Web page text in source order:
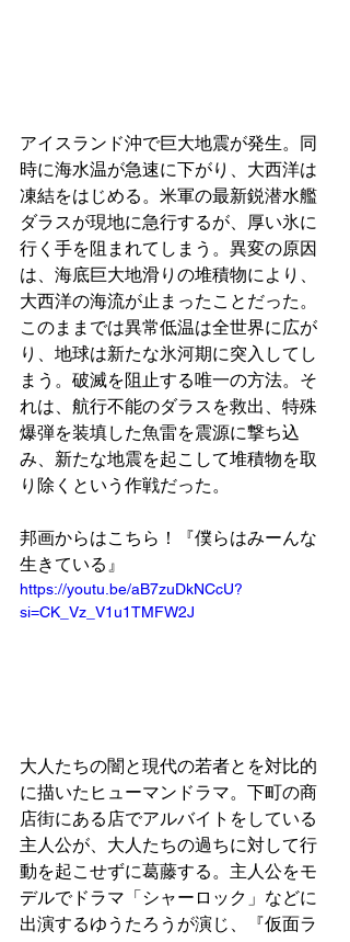
アイスランド沖で巨大地震が発生。同
時に海水温が急速に下がり、大西洋は
凍結をはじめる。米軍の最新鋭潜水艦
ダラスが現地に急行するが、厚い氷に
行く手を阻まれてしまう。異変の原因
は、海底巨大地滑りの堆積物により、
大西洋の海流が止まったことだった。
このままでは異常低温は全世界に広が
り、地球は新たな氷河期に突入してし
まう。破滅を阻止する唯一の方法。そ
れは、航行不能のダラスを救出、特殊
爆弾を装填した魚雷を震源に撃ち込
み、新たな地震を起こして堆積物を取
り除くという作戦だった。
邦画からはこちら！『僕らはみーんな
生きている』
https://youtu.be/aB7zuDkNCcU?
si=CK_Vz_V1u1TMFW2J
大人たちの闇と現代の若者とを対比的
に描いたヒューマンドラマ。下町の商
店街にある店でアルバイトをしている
主人公が、大人たちの過ちに対して行
動を起こせずに葛藤する。主人公をモ
デルでドラマ「シャーロック」などに
出演するゆうたろうが演じ、『仮面ラ